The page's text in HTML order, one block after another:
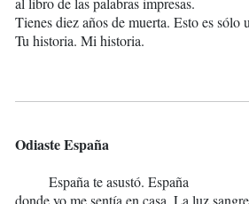
Tienes diez años de muerta. Esto es sólo
Tu historia. Mi historia.
Odiaste España
España te asustó. España